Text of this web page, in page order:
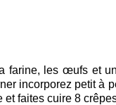
farine, les œufs et
incorporez petit à
et faites cuire 8